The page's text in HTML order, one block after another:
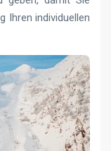
Ihren individuellen